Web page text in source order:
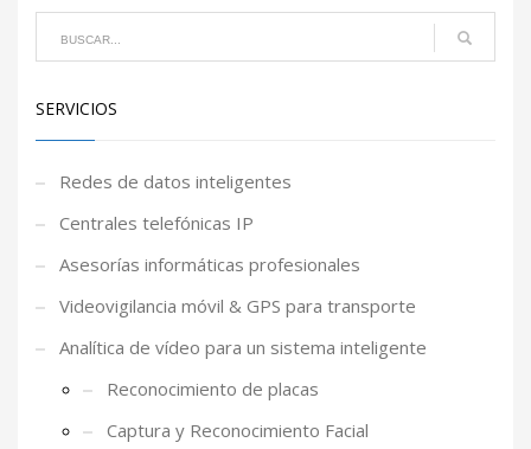
SERVICIOS
Redes de datos inteligentes
Centrales telefónicas IP
Asesorías informáticas profesionales
Videovigilancia móvil & GPS para transporte
Analítica de vídeo para un sistema inteligente
Reconocimiento de placas
Captura y Reconocimiento Facial